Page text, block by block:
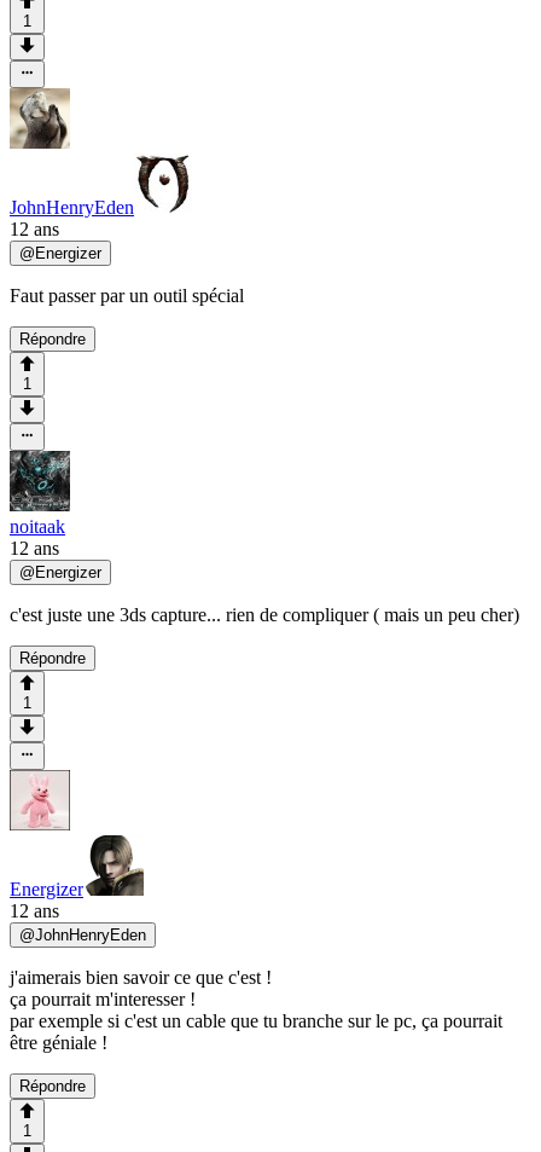
1
JohnHenryEden
12 ans
@ Energizer
Faut passer par un outil spécial
Répondre
1
noitaak
12 ans
@Energizer
c'est juste une 3ds capture... rien de compliquer ( mais un peu cher)
Répondre
1
Energizer
12 ans
@JohnHenryEden
j'aimerais bien savoir ce que c'est !
ça pourrait m'interesser !
par exemple si c'est un cable que tu branche sur le pc, ça pourrait
être géniale !
Répondre
1